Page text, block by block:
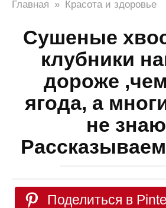
Главная » Красота и здоровье
Сушеные
клубники
дороже
ягода, а
не
Поделиться в